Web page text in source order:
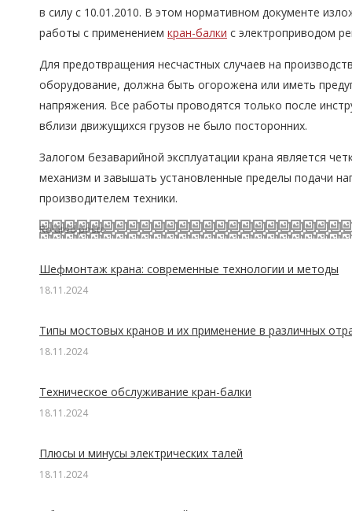
в силу с 10.01.2010. В этом нормативном документе
работы с применением кран-балки с электроприводом
Для предотвращения несчастных случаев на
оборудование, должна быть огорожена или иметь
напряжения. Все работы проводятся только после
вблизи движущихся грузов не было посторонних.
Залогом безаварийной эксплуатации крана является
механизм и завышать установленные пределы подачи
производителем техники.
Related posts
Шефмонтаж крана: современные технологии и методы
18.11.2024
Типы мостовых кранов и их применение в различных
18.11.2024
Техническое обслуживание кран-балки
18.11.2024
Плюсы и минусы электрических талей
18.11.2024